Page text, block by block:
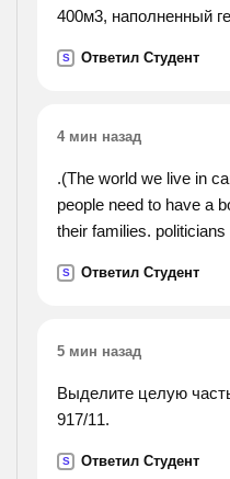
400м3, наполненный
S Ответил Студент
4 мин назад
.(The world we live in
people need to have a
their families.
states never goes
dangerousjob. good
their own lives to
bodyguards wear
situations. the
S Ответил Студент
5 мин назад
Выделите целую
917/11.
S Ответил Студент